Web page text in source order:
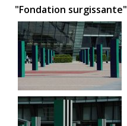
"Fondation surgissante"